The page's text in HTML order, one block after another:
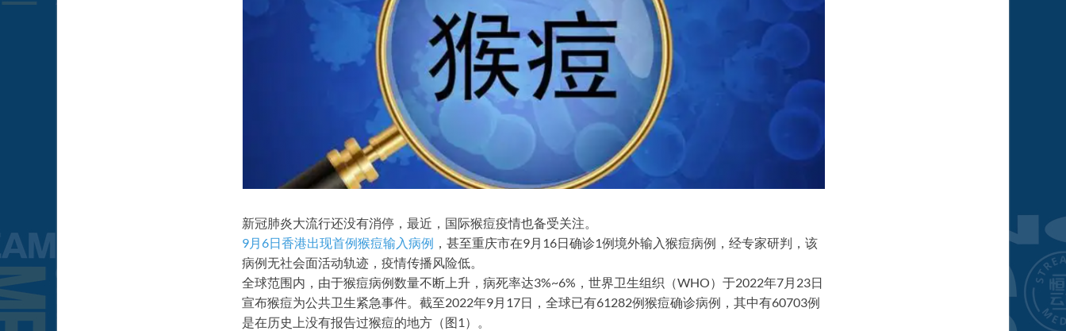
新冠肺炎大流行还没有消停，最近，国际猴痘疫情也备受关注。
9月6日香港出现首例猴痘输入病例 ，甚至重庆市在9月16日确诊1例境外输入猴痘病例，经专家研判，该
病例无社会面活动轨迹，疫情传播风险低。
全球范围内，由于猴痘病例数量不断上升，病死率达3%~6%，世界卫生组织（WHO）于2022年7月23日
宣布猴痘为公共卫生紧急事件。截至2022年9月17日，全球已有61282例猴痘确诊病例，其中有60703例
是在历史上没有报告过猴痘的地方（图1）。